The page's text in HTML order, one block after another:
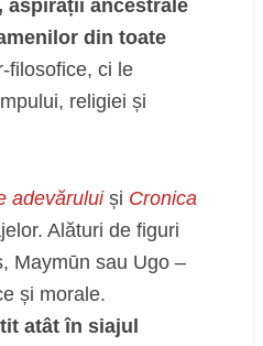
ancestrale
din toate
filosofice, ci le
religiei și
adevărului și Cronica
Alături de figuri
Maymūn sau Ugo –
și morale.
atât în siajul